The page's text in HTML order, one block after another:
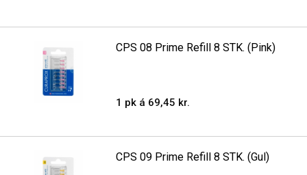
CPS 08 Prime Refill 8 STK. (Pink)
1 pk á 69,45 kr.
CPS 09 Prime Refill 8 STK. (Gul)